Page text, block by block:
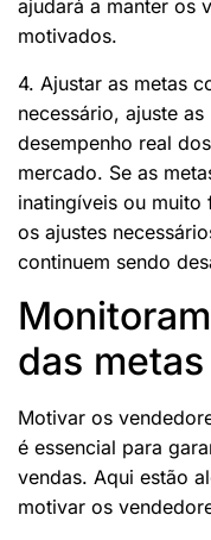
ajudará a manter os
motivados.
4. Ajustar as metas
necessário, ajuste
desempenho real
mercado. Se as
inatingíveis ou muito
os ajustes
continuem sendo
das
Motivar os
é essencial para
vendas. Aqui estão
motivar os